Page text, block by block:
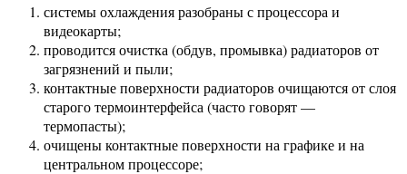
системы охлаждения разобраны с процессора и
видеокарты;
проводится очистка (обдув, промывка) радиаторов от
загрязнений и пыли;
контактные поверхности радиаторов очищаются от слоя
старого термоинтерфейса (часто говорят —
термопасты);
очищены контактные поверхности на графике и на
центральном процессоре;